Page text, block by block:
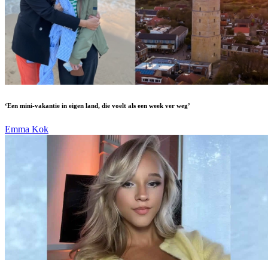
‘Een mini-vakantie in eigen land, die voelt als een week ver weg’
Emma Kok